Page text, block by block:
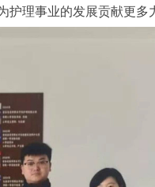
理事业的发展贡献更多